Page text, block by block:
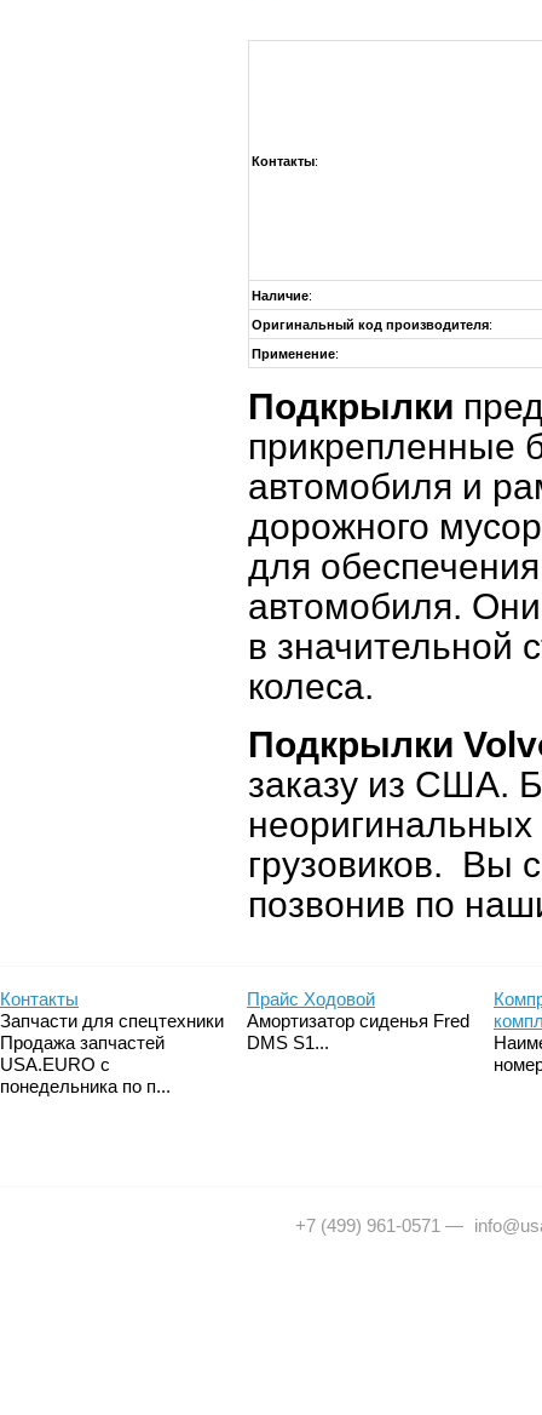
Контакты:
Наличие:
Оригинальный код производителя:
Применение:
Подкрылки
прикрепленные
автомобиля и
дорожного
для
автомобиля.
в значительной
колеса.
Подкрылки
заказу из США.
грузовиков. Вы
позвонив по
Контакты
Запчасти для спецтехники
Продажа запчастей
USA.EURO с
понедельника по п...
Прайс Ходовой
Амортизатор сиденья Fred
DMS S1...
+7 (499) 961-0571 —